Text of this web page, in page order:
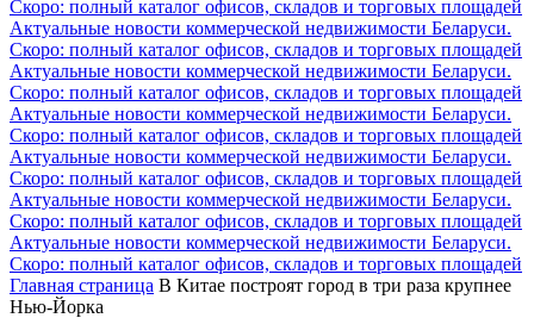
Скоро: полный каталог офисов, складов и торговых площадей
Актуальные новости коммерческой недвижимости Беларуси.
Скоро: полный каталог офисов, складов и торговых площадей
Актуальные новости коммерческой недвижимости Беларуси.
Скоро: полный каталог офисов, складов и торговых площадей
Актуальные новости коммерческой недвижимости Беларуси.
Скоро: полный каталог офисов, складов и торговых площадей
Актуальные новости коммерческой недвижимости Беларуси.
Скоро: полный каталог офисов, складов и торговых площадей
Актуальные новости коммерческой недвижимости Беларуси.
Скоро: полный каталог офисов, складов и торговых площадей
Актуальные новости коммерческой недвижимости Беларуси.
Скоро: полный каталог офисов, складов и торговых площадей
Главная страница В Китае построят город в три раза крупнее
Нью-Йорка